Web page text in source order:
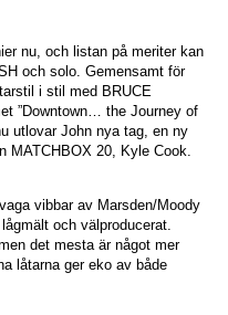
nu, och listan på meriter kan
och solo. Gemensamt för
i stil med BRUCE
”Downtown… the Journey of
utlovar John nya tag, en ny
MATCHBOX 20, Kyle Cook.
vibbar av Marsden/Moody
och välproducerat.
det mesta är något mer
låtarna ger eko av både